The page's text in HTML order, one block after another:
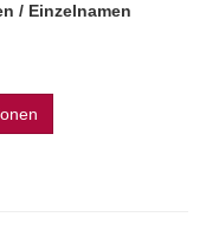
/ Einzelnamen